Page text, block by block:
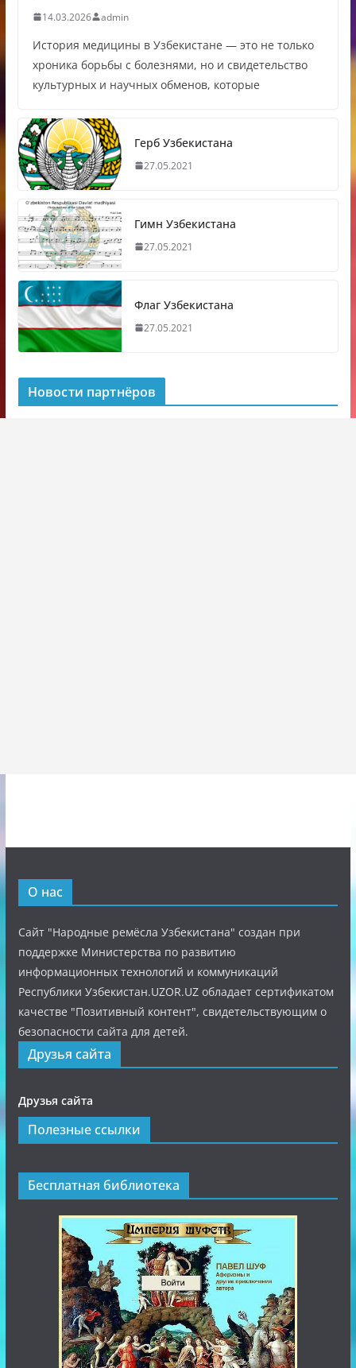
14.03.2026 admin
История медицины в Узбекистане — это не только
хроника борьбы с болезнями, но и свидетельство
культурных и научных обменов, которые
Герб Узбекистана
27.05.2021
Гимн Узбекистана
27.05.2021
Флаг Узбекистана
27.05.2021
Новости партнёров
О нас
Сайт "Народные ремёсла Узбекистана" создан при
поддержке Министерства по развитию
информационных технологий и коммуникаций
Республики Узбекистан.UZOR.UZ обладает сертификатом
качестве "Позитивный контент", свидетельствующим о
безопасности сайта для детей.
Друзья сайта
Друзья сайта
Полезные ссылки
Бесплатная библиотека